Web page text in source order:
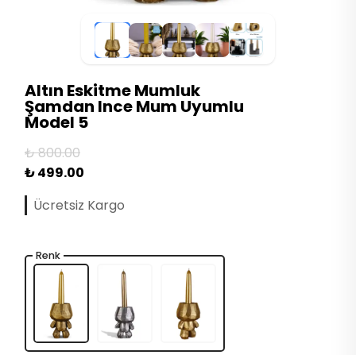
Altın Eskitme Mumluk
Şamdan Ince Mum Uyumlu
Model 5
₺ 800.00
₺ 499.00
Ücretsiz Kargo
Renk